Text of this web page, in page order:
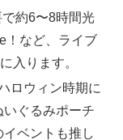
約6〜8時間光
！など、ライブ
入ります。
ロウィン時期に
ぐるみポーチ
ベントも推し